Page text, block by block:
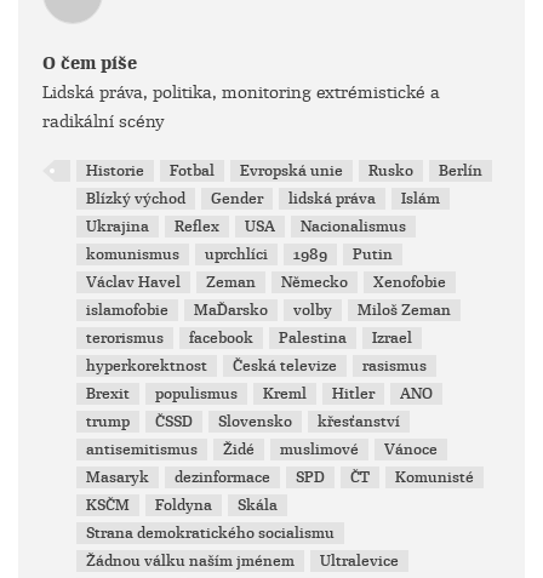
O čem píše
Lidská práva, politika, monitoring extrémistické a
radikální scény
Historie Fotbal Evropská unie Rusko
Berlín
Blízký východ
Gender lidská práva
Islám
Ukrajina
Reflex USA
Nacionalismus
komunismus
uprchlíci 1989
Putin
Václav Havel
Zeman Německo
Xenofobie
islamofobie
MaĎarsko volby
Miloš Zeman
terorismus
facebook Palestina
Izrael
hyperkorektnost
Česká televize
rasismus
Brexit
populismus Kreml Hitler
ANO
trump
ČSSD Slovensko
křesťanství
antisemitismus
Židé muslimové
Vánoce
Masaryk
dezinformace SPD ČT
Komunisté
KSČM
Foldyna
Skála
Strana demokratického socialismu
Žádnou válku naším jménem
Ultralevice